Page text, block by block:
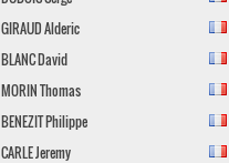
GIRAUDAlderic
BLANCDavid
MORINThomas
BENEZITPhilippe
CARLEJeremy